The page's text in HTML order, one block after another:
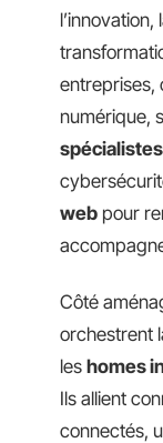
l’innovation,
entreprises,
numérique,
web pour
Côté
orchestrent
les homes
Ils allient
connectés,